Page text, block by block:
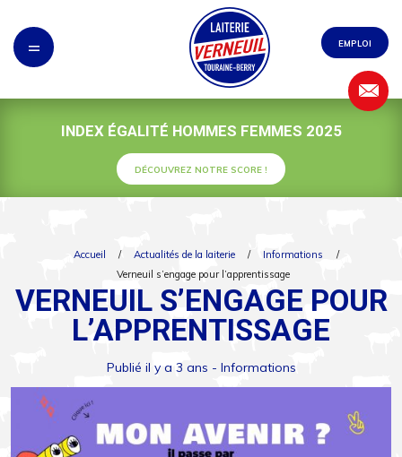
= EMPLOI
INDEX ÉGALITÉ HOMMES FEMMES 2025
DÉCOUVREZ NOTRE SCORE !
Accueil / Actualités de la laiterie / Informations
/
Verneuil s’engage pour l’apprentissage
VERNEUIL S’ENGAGE POUR
L’APPRENTISSAGE
Publié il y a 3 ans - Informations